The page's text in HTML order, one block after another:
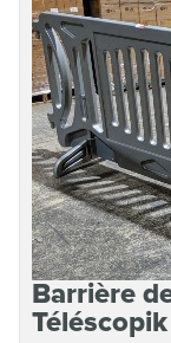
Barrière
Téléscopik